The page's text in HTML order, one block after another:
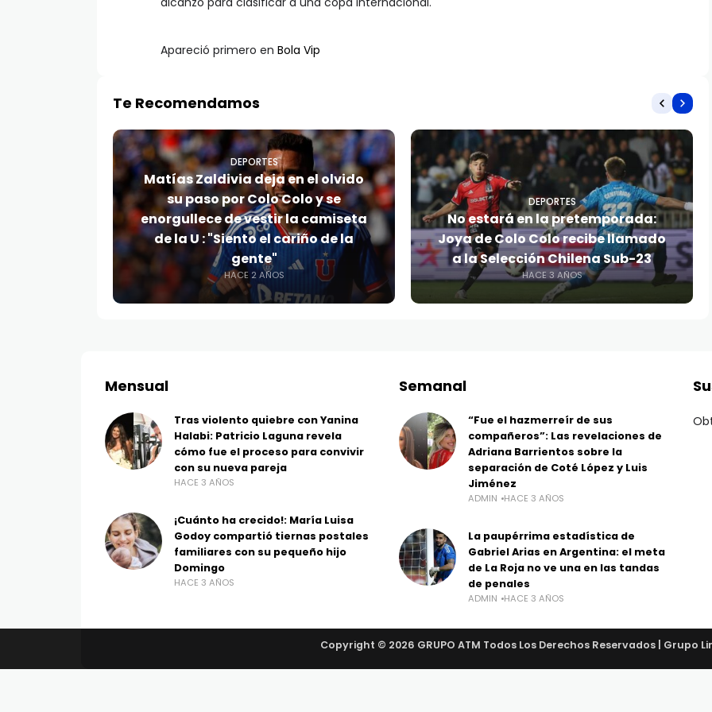
Apareció primero en Bola Vip
Te Recomendamos
DEPORTES
Matías Zaldivia deja en el olvido
su paso por Colo Colo y se
enorgullece de vestir la camiseta
de la U : "Siento el cariño de la
gente"
HACE 2 AÑOS
DEPORTES
No estará en la pretemporada:
Joya de Colo Colo recibe llamado
a la Selección Chilena Sub-23
HACE 3 AÑOS
Mensual
Tras violento quiebre con Yanina
Halabi: Patricio Laguna revela
cómo fue el proceso para convivir
con su nueva pareja
HACE 3 AÑOS
¡Cuánto ha crecido!: María Luisa
Godoy compartió tiernas postales
familiares con su pequeño hijo
Domingo
HACE 3 AÑOS
Semanal
“Fue el hazmerreír de sus
compañeros”: Las revelaciones de
Adriana Barrientos sobre la
separación de Coté López y Luis
Jiménez
ADMIN HACE 3 AÑOS
La paupérrima estadística de
Gabriel Arias en Argentina: el meta
de La Roja no ve una en las tandas
de penales
ADMIN HACE 3 AÑOS
Copyright © 2026 GRUPO ATM Todos Los Derechos Reservados | Grupo